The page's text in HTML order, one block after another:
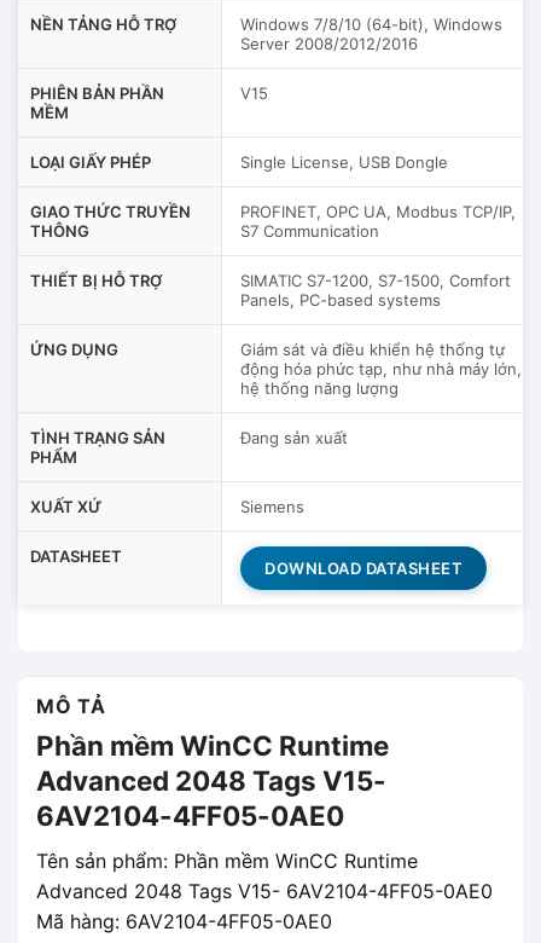
NỀN TẢNG HỖ TRỢ
Windows 7/8/10 (64-bit), Windows
Server 2008/2012/2016
PHIÊN BẢN PHẦN
MỀM
V15
LOẠI GIẤY PHÉP Single License, USB Dongle
GIAO THỨC TRUYỀN
THÔNG
PROFINET, OPC UA, Modbus TCP/IP,
S7 Communication
THIẾT BỊ HỖ TRỢ
SIMATIC S7-1200, S7-1500, Comfort
Panels, PC-based systems
ỨNG DỤNG
Giám sát và điều khiển hệ thống tự
động hóa phức tạp, như nhà máy lớn,
hệ thống năng lượng
TÌNH TRẠNG SẢN
PHẨM
Đang sản xuất
XUẤT XỨ Siemens
DATASHEET
DOWNLOAD DATASHEET
MÔ TẢ
Phần mềm WinCC Runtime
Advanced 2048 Tags V15-
6AV2104-4FF05-0AE0
Tên sản phẩm: Phần mềm WinCC Runtime
Advanced 2048 Tags V15- 6AV2104-4FF05-0AE0
Mã hàng: 6AV2104-4FF05-0AE0